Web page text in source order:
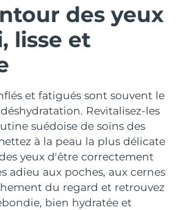
des yeux
lisse et
et fatigués sont souvent le
Revitalisez-les
suédoise de soins des
à la peau la plus délicate
yeux d'être correctement
adieu aux poches, aux cernes
du regard et retrouvez
bien hydratée et